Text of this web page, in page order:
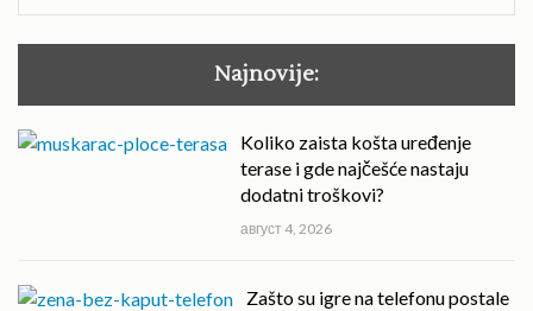
Najnovije:
Koliko zaista košta uređenje
terase i gde najčešće nastaju
dodatni troškovi?
август 4, 2026
Zašto su igre na telefonu postale